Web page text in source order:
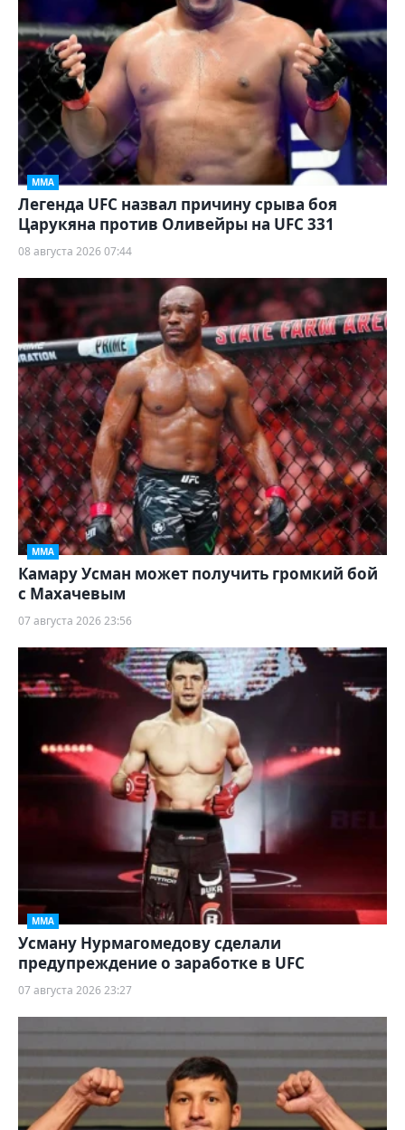
ММА
Легенда UFC назвал причину срыва боя
Царукяна против Оливейры на UFC 331
08 августа 2026 07:44
ММА
Камару Усман может получить громкий бой
с Махачевым
07 августа 2026 23:56
ММА
Усману Нурмагомедову сделали
предупреждение о заработке в UFC
07 августа 2026 23:27